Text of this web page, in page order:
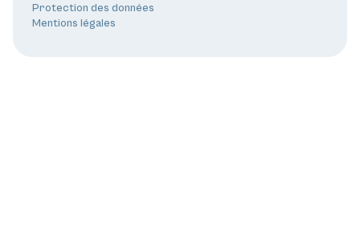
Protection des données
Mentions légales